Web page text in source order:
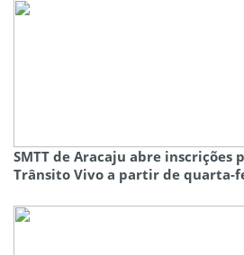
SMTT de Aracaju abre inscrições
Trânsito Vivo a partir de quarta-